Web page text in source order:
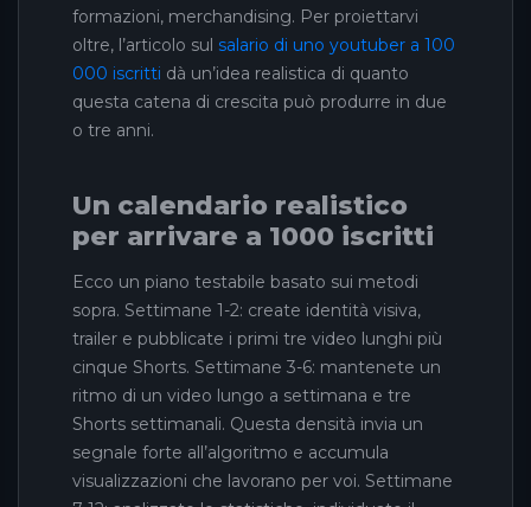
formazioni, merchandising. Per proiettarvi
oltre, l’articolo sul salario di uno youtuber a 100
000 iscritti dà un’idea realistica di quanto
questa catena di crescita può produrre in due
o tre anni.
Un calendario realistico
per arrivare a 1000 iscritti
Ecco un piano testabile basato sui metodi
sopra. Settimane 1-2: create identità visiva,
trailer e pubblicate i primi tre video lunghi più
cinque Shorts. Settimane 3-6: mantenete un
ritmo di un video lungo a settimana e tre
Shorts settimanali. Questa densità invia un
segnale forte all’algoritmo e accumula
visualizzazioni che lavorano per voi. Settimane